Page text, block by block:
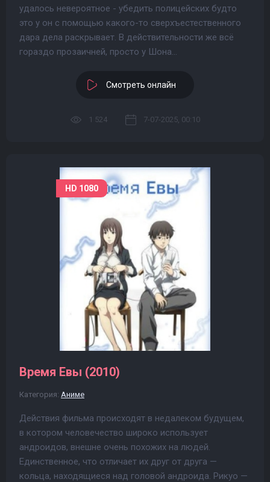
удалось невероятное - убедить полицейских будто
это у он с помощью какого-то сверхъестественного
дара дела раскрывает. В действительности же всё
гораздо прозаичней, просто у Шона...
Смотреть онлайн
1 524 7-07-2025, 00:10
HD 1080
Время Евы (2010)
Категория: Аниме
Действия фильма происходят в недалеком будущем,
в котором человечество широко использует
андроидов, внешне очень похожих на людей.
Единственное, что отличает их друг от друга —
кольца, находящиеся над головой андроида. Рикуо —